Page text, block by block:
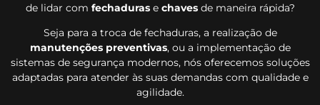
de lidar com fechadurase chavesde maneira rápida?
Seja para a troca de fechaduras, a realização de
manutenções preventivas, ou a implementação de
sistemas de segurança modernos, nós oferecemos soluções
adaptadas para atender às suas demandas com qualidade e
agilidade.